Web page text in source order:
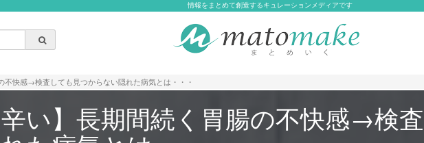
情報をまとめて創造するキュレーションメディアです
不快感→検査しても見つからない隠れた病気とは・・・
辛い】長期間続く胃腸の不快感→検